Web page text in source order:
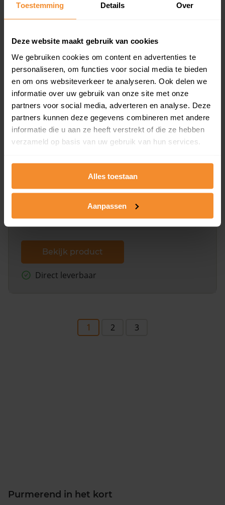
Toestemming Details Over
Deze website maakt gebruik van cookies
We gebruiken cookies om content en advertenties te
personaliseren, om functies voor social media te bieden
en om ons websiteverkeer te analyseren. Ook delen we
informatie over uw gebruik van onze site met onze
partners voor social media, adverteren en analyse. Deze
partners kunnen deze gegevens combineren met andere
informatie die u aan ze heeft verstrekt of die ze hebben
verzameld op basis van uw gebruik van hun services.
Alles toestaan
Aanpassen
en koopdatum) binnen een postcodegebied. Dit
inclusief een jaar lang gratis updates van nieuwe
Bekijk product
Direct leverbaar
Kadastrale kaart pakket
Alleen globale ligging perceel
omliggende percelen met de kadastrale erfgrenzen,
dit inclusief de luchtfoto!
Bekijk product
Direct leverbaar
1 2 3
Purmerend in het kort